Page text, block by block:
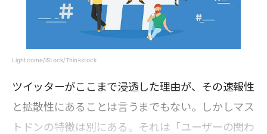
Lightcome/iStock/Thinkstock
ツイッターがここまで浸透した理由が、その速報性
と拡散性にあることは言うまでもない。しかしマス
トドンの特徴は別にある。それは「ユーザーの関わ